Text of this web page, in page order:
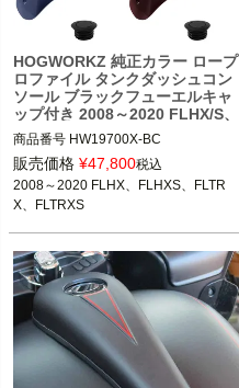
HOGWORKZ 純正カラー ロープ
ロファイル タンクダッシュコン
ソール ブラックフューエルキャ
ップ付き 2008～2020 FLHX/S、
FLTRX/S
商品番号 HW19700X-BC
2008～2020 FLHX、FLHXS、FLTR
X、FLTRXS
HogWorkz(ホグワークズ)
販売価格 ¥47,800税込
2008～2020 FLHX、FLHXS、FLTR
X、FLTRXS